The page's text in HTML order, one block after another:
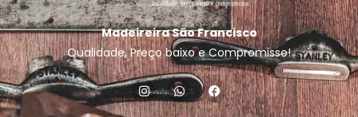
Madeireira São Francisco
Qualidade, Preço baixo e Compromisso!